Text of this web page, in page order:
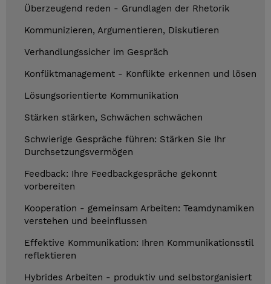
Überzeugend reden - Grundlagen der Rhetorik
Kommunizieren, Argumentieren, Diskutieren
Verhandlungssicher im Gespräch
Konfliktmanagement - Konflikte erkennen und lösen
Lösungsorientierte Kommunikation
Stärken stärken, Schwächen schwächen
Schwierige Gespräche führen: Stärken Sie Ihr
Durchsetzungsvermögen
Feedback: Ihre Feedbackgespräche gekonnt
vorbereiten
Kooperation - gemeinsam Arbeiten: Teamdynamiken
verstehen und beeinflussen
Effektive Kommunikation: Ihren Kommunikationsstil
reflektieren
Hybrides Arbeiten - produktiv und selbstorganisiert